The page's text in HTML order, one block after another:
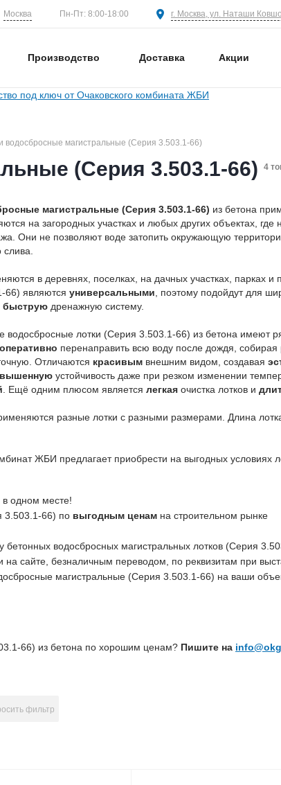
Москва Пн-Пт: 8:00-18:00 г. Москва, ул. Наташи
Производство Доставка Акции
водосбросные магистральные (Серия 3.503.1-66)
(Серия 3.503.1-66) 4
магистральные (Серия 3.503.1-66) из бетона
на загородных участках и любых других объектах,
Они не позволяют воде затопить окружающую
в деревнях, поселках, на дачных участках, парках
66) являются универсальными , поэтому подойдут для
быструю дренажную систему.
водосбросные лотки (Серия 3.503.1-66) из бетона имеют
оперативно перенаправить всю воду после дождя,
Отличаются красивым внешним видом, создавая
устойчивость даже при резком изменении
. Ещё одним плюсом является легкая очистка лотков и
разные лотки с разными размерами. Длина
ЖБИ предлагает приобрести на выгодных
в одном месте!
3.503.1-66) по выгодным ценам на строительном рынке
бетонных водосбросных магистральных лотков (Серия
сайте, безналичным переводом, по реквизитам при
магистральные (Серия 3.503.1-66) на ваши
66) из бетона по хорошим ценам? Пишите на
фильтр